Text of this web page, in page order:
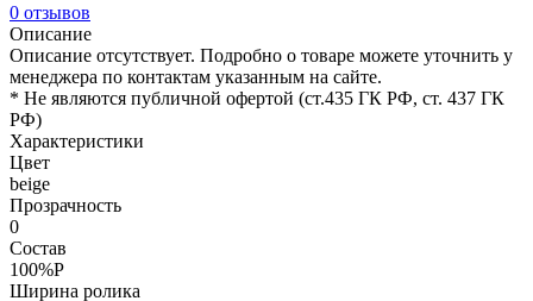
0 отзывов
Описание
Описание отсутствует. Подробно о товаре можете уточнить у
менеджера по контактам указанным на сайте.
* Не являются публичной офертой (ст.435 ГК РФ, cт. 437 ГК
РФ)
Характеристики
Цвет
beige
Прозрачность
0
Состав
100%P
Ширина ролика